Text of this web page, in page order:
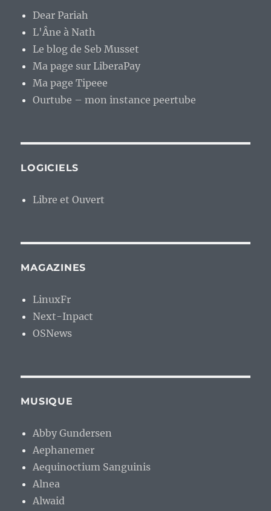
Dear Pariah
L'Âne à Nath
Le blog de Seb Musset
Ma page sur LiberaPay
Ma page Tipeee
Ourtube – mon instance peertube
LOGICIELS
Libre et Ouvert
MAGAZINES
LinuxFr
Next-Inpact
OSNews
MUSIQUE
Abby Gundersen
Aephanemer
Aequinoctium Sanguinis
Alnea
Alwaid